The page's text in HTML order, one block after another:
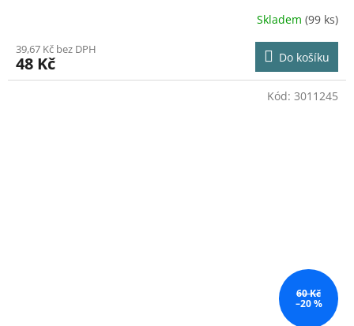
Skladem (99 ks)
39,67 Kč bez DPH
48 Kč Do košíku
60 Kč
–20 %
Kód: 3011245